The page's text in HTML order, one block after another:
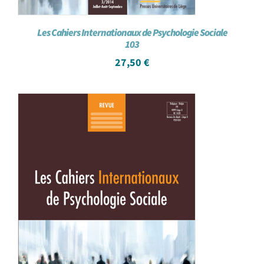
Les Cahiers Internationaux de Psychologie Sociale
103
27,50 €